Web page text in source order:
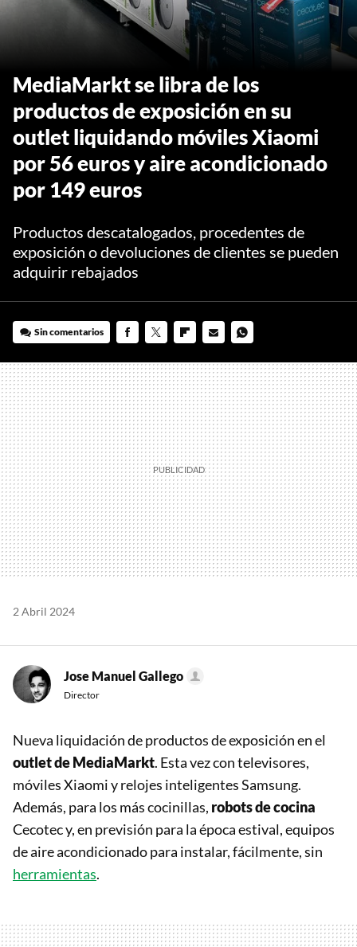
MediaMarkt se libra de los
productos de exposición en su
outlet liquidando móviles Xiaomi
por 56 euros y aire acondicionado
por 149 euros
Productos descatalogados, procedentes de
exposición o devoluciones de clientes se pueden
adquirir rebajados
Sin comentarios
MAIL
2 Abril 2024
Jose Manuel Gallego
Director
Nueva liquidación de productos de exposición en el
outlet de MediaMarkt. Esta vez con televisores,
móviles Xiaomi y relojes inteligentes Samsung.
Además, para los más cocinillas, robots de cocina
Cecotec y, en previsión para la época estival, equipos
de aire acondicionado para instalar, fácilmente, sin
herramientas.